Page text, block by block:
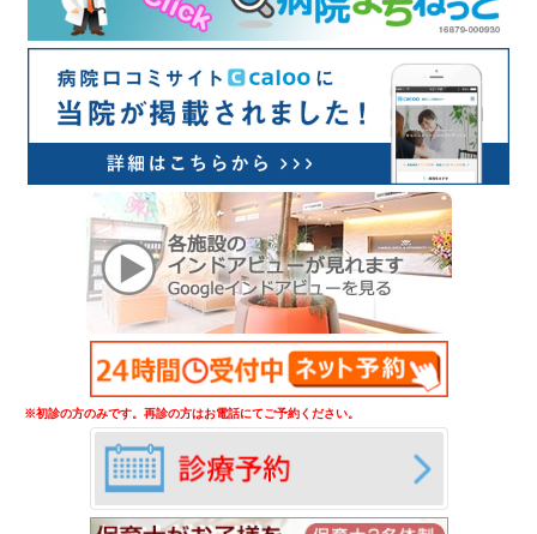
※初診の方のみです。再診の方はお電話にてご予約ください。